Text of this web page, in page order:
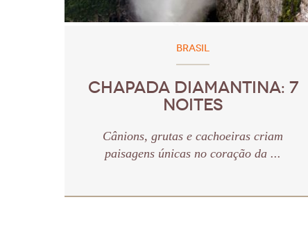
BRASIL
CHAPADA DIAMANTINA: 7
NOITES
Cânions, grutas e cachoeiras criam
paisagens únicas no coração da ...